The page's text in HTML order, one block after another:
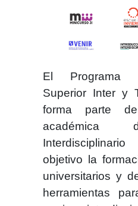
El Programa
Superior Inter y
forma parte
académica
objetivo la
universitarios y
herramientas